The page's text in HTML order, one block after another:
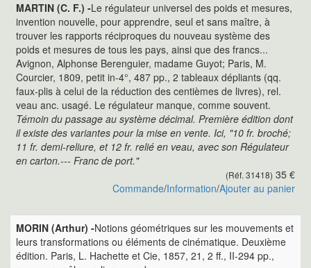
MARTIN (C. F.) -Le régulateur universel des poids et mesures,
invention nouvelle, pour apprendre, seul et sans maître, à
trouver les rapports réciproques du nouveau système des
poids et mesures de tous les pays, ainsi que des francs...
Avignon, Alphonse Berenguier, madame Guyot; Paris, M.
Courcier, 1809, petit in-4°, 487 pp., 2 tableaux dépliants (qq.
faux-plis à celui de la réduction des centièmes de livres), rel.
veau anc. usagé. Le régulateur manque, comme souvent.
Témoin du passage au système décimal. Première édition dont
il existe des variantes pour la mise en vente. Ici, "10 fr. broché;
11 fr. demi-reliure, et 12 fr. relié en veau, avec son Régulateur
en carton.--- Franc de port."
(Réf. 31418) 35 €
Commande/Information/Ajouter au panier
MORIN (Arthur) -Notions géométriques sur les mouvements et
leurs transformations ou éléments de cinématique. Deuxième
édition. Paris, L. Hachette et Cie, 1857, 21, 2 ff., II-294 pp.,